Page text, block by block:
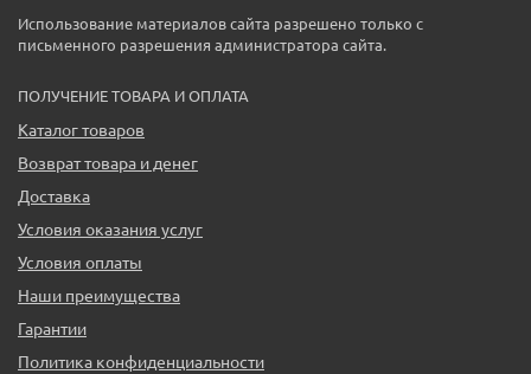
Использование материалов сайта разрешено только с
письменного разрешения администратора сайта.
ПОЛУЧЕНИЕ ТОВАРА И ОПЛАТА
Каталог товаров
Возврат товара и денег
Доставка
Условия оказания услуг
Условия оплаты
Наши преимущества
Гарантии
Политика конфиденциальности